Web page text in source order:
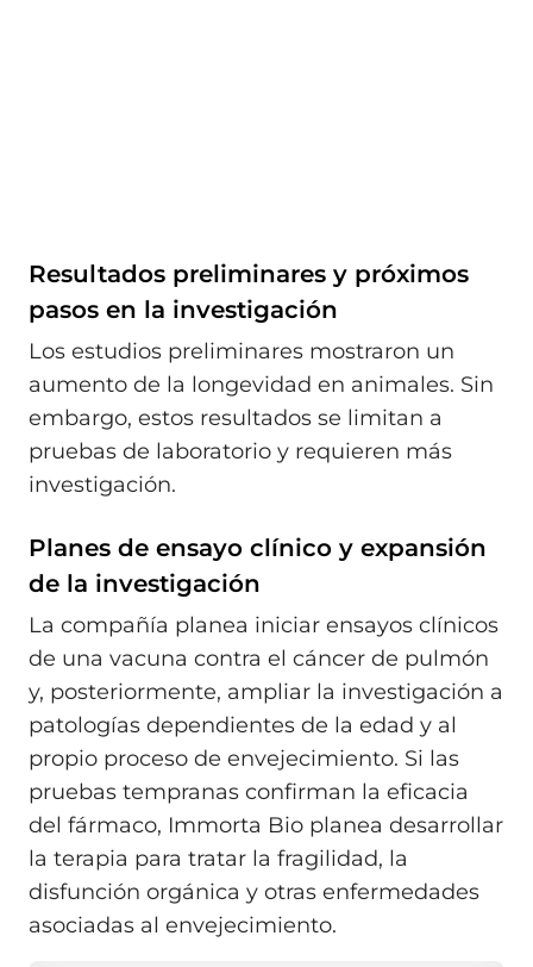
Resultados preliminares y próximos
pasos en la investigación
Los estudios preliminares mostraron un
aumento de la longevidad en animales. Sin
embargo, estos resultados se limitan a
pruebas de laboratorio y requieren más
investigación.
Planes de ensayo clínico y expansión
de la investigación
La compañía planea iniciar ensayos clínicos
de una vacuna contra el cáncer de pulmón
y, posteriormente, ampliar la investigación a
patologías dependientes de la edad y al
propio proceso de envejecimiento. Si las
pruebas tempranas confirman la eficacia
del fármaco, Immorta Bio planea desarrollar
la terapia para tratar la fragilidad, la
disfunción orgánica y otras enfermedades
asociadas al envejecimiento.